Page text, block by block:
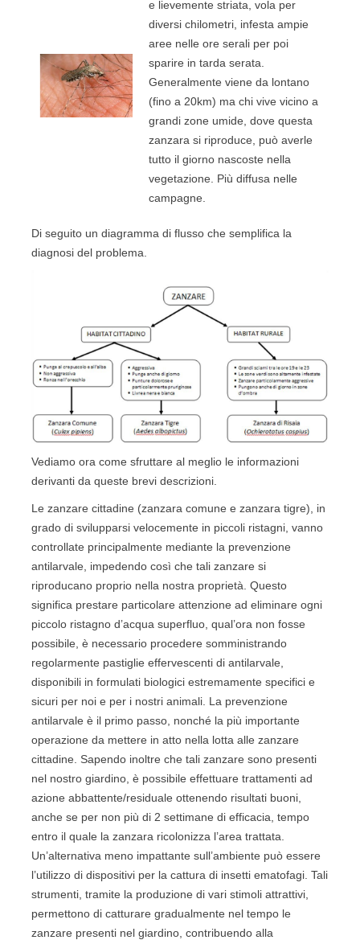
e lievemente striata, vola per
diversi chilometri, infesta ampie
aree nelle ore serali per poi
sparire in tarda serata.
Generalmente viene da lontano
(fino a 20km) ma chi vive vicino a
grandi zone umide, dove questa
zanzara si riproduce, può averle
tutto il giorno nascoste nella
vegetazione. Più diffusa nelle
campagne.
Di seguito un diagramma di flusso che semplifica la
diagnosi del problema.
Vediamo ora come sfruttare al meglio le informazioni
derivanti da queste brevi descrizioni.
Le zanzare cittadine (zanzara comune e zanzara tigre), in
grado di svilupparsi velocemente in piccoli ristagni, vanno
controllate principalmente mediante la prevenzione
antilarvale, impedendo così che tali zanzare si
riproducano proprio nella nostra proprietà. Questo
significa prestare particolare attenzione ad eliminare ogni
piccolo ristagno d’acqua superfluo, qual’ora non fosse
possibile, è necessario procedere somministrando
regolarmente pastiglie effervescenti di antilarvale,
disponibili in formulati biologici estremamente specifici e
sicuri per noi e per i nostri animali. La prevenzione
antilarvale è il primo passo, nonché la più importante
operazione da mettere in atto nella lotta alle zanzare
cittadine. Sapendo inoltre che tali zanzare sono presenti
nel nostro giardino, è possibile effettuare trattamenti ad
azione abbattente/residuale ottenendo risultati buoni,
anche se per non più di 2 settimane di efficacia, tempo
entro il quale la zanzara ricolonizza l’area trattata.
Un’alternativa meno impattante sull’ambiente può essere
l’utilizzo di dispositivi per la cattura di insetti ematofagi. Tali
strumenti, tramite la produzione di vari stimoli attrattivi,
permettono di catturare gradualmente nel tempo le
zanzare presenti nel giardino, contribuendo alla